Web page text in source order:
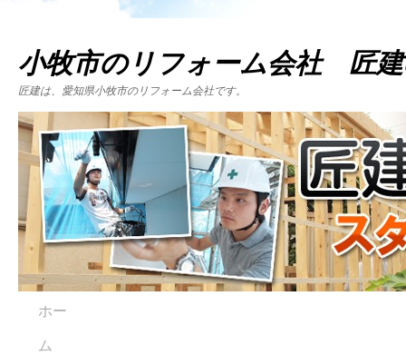
小牧市のリフォーム会社 匠
匠建は、愛知県小牧市のリフォーム会社です。
ホー
ム